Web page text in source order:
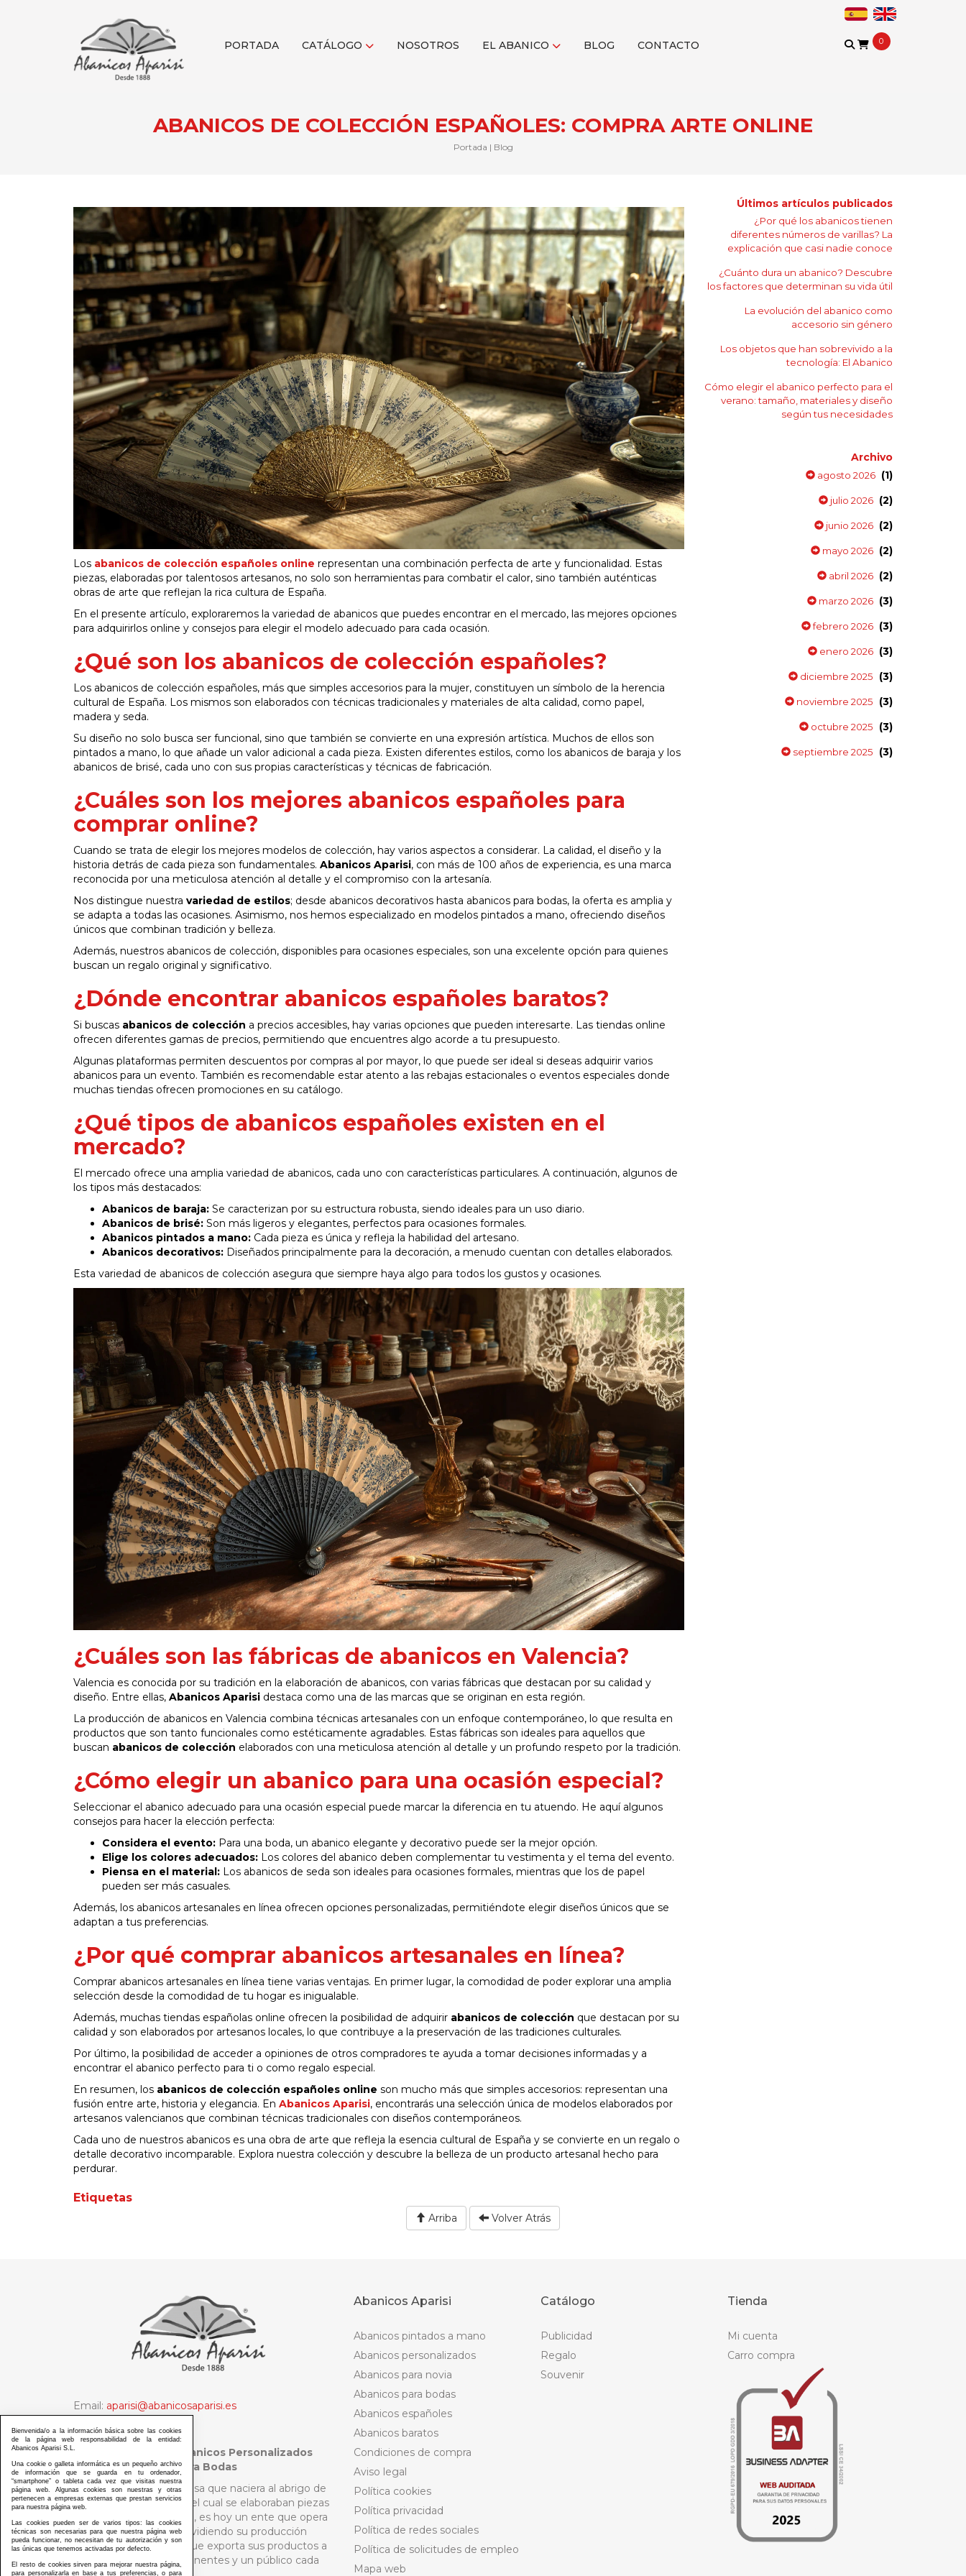
PORTADA CATÁLOGO NOSOTROS EL ABANICO BLOG CONTACTO 0
ABANICOS DE COLECCIÓN ESPAÑOLES: COMPRA ARTE ONLINE
Portada | Blog
Los abanicos de colección españoles online representan una combinación perfecta de arte y funcionalidad. Estas
piezas, elaboradas por talentosos artesanos, no solo son herramientas para combatir el calor, sino también auténticas
obras de arte que reflejan la rica cultura de España.
En el presente artículo, exploraremos la variedad de abanicos que puedes encontrar en el mercado, las mejores opciones
para adquirirlos online y consejos para elegir el modelo adecuado para cada ocasión.
¿Qué son los abanicos de colección españoles?
Los abanicos de colección españoles, más que simples accesorios para la mujer, constituyen un símbolo de la herencia
cultural de España. Los mismos son elaborados con técnicas tradicionales y materiales de alta calidad, como papel,
madera y seda.
Su diseño no solo busca ser funcional, sino que también se convierte en una expresión artística. Muchos de ellos son
pintados a mano, lo que añade un valor adicional a cada pieza. Existen diferentes estilos, como los abanicos de baraja y los
abanicos de brisé, cada uno con sus propias características y técnicas de fabricación.
¿Cuáles son los mejores abanicos españoles para
comprar online?
Cuando se trata de elegir los mejores modelos de colección, hay varios aspectos a considerar. La calidad, el diseño y la
historia detrás de cada pieza son fundamentales. Abanicos Aparisi, con más de 100 años de experiencia, es una marca
reconocida por una meticulosa atención al detalle y el compromiso con la artesanía.
Nos distingue nuestra variedad de estilos; desde abanicos decorativos hasta abanicos para bodas, la oferta es amplia y
se adapta a todas las ocasiones. Asimismo, nos hemos especializado en modelos pintados a mano, ofreciendo diseños
únicos que combinan tradición y belleza.
Además, nuestros abanicos de colección, disponibles para ocasiones especiales, son una excelente opción para quienes
buscan un regalo original y significativo.
¿Dónde encontrar abanicos españoles baratos?
Si buscas abanicos de colección a precios accesibles, hay varias opciones que pueden interesarte. Las tiendas online
ofrecen diferentes gamas de precios, permitiendo que encuentres algo acorde a tu presupuesto.
Algunas plataformas permiten descuentos por compras al por mayor, lo que puede ser ideal si deseas adquirir varios
abanicos para un evento. También es recomendable estar atento a las rebajas estacionales o eventos especiales donde
muchas tiendas ofrecen promociones en su catálogo.
¿Qué tipos de abanicos españoles existen en el
mercado?
El mercado ofrece una amplia variedad de abanicos, cada uno con características particulares. A continuación, algunos de
los tipos más destacados:
Abanicos de baraja: Se caracterizan por su estructura robusta, siendo ideales para un uso diario.
Abanicos de brisé: Son más ligeros y elegantes, perfectos para ocasiones formales.
Abanicos pintados a mano: Cada pieza es única y refleja la habilidad del artesano.
Abanicos decorativos: Diseñados principalmente para la decoración, a menudo cuentan con detalles elaborados.
Esta variedad de abanicos de colección asegura que siempre haya algo para todos los gustos y ocasiones.
¿Cuáles son las fábricas de abanicos en Valencia?
Valencia es conocida por su tradición en la elaboración de abanicos, con varias fábricas que destacan por su calidad y
diseño. Entre ellas, Abanicos Aparisi destaca como una de las marcas que se originan en esta región.
La producción de abanicos en Valencia combina técnicas artesanales con un enfoque contemporáneo, lo que resulta en
productos que son tanto funcionales como estéticamente agradables. Estas fábricas son ideales para aquellos que
buscan abanicos de colección elaborados con una meticulosa atención al detalle y un profundo respeto por la tradición.
¿Cómo elegir un abanico para una ocasión especial?
Seleccionar el abanico adecuado para una ocasión especial puede marcar la diferencia en tu atuendo. He aquí algunos
consejos para hacer la elección perfecta:
Considera el evento: Para una boda, un abanico elegante y decorativo puede ser la mejor opción.
Elige los colores adecuados: Los colores del abanico deben complementar tu vestimenta y el tema del evento.
Piensa en el material: Los abanicos de seda son ideales para ocasiones formales, mientras que los de papel
pueden ser más casuales.
Además, los abanicos artesanales en línea ofrecen opciones personalizadas, permitiéndote elegir diseños únicos que se
adaptan a tus preferencias.
¿Por qué comprar abanicos artesanales en línea?
Comprar abanicos artesanales en línea tiene varias ventajas. En primer lugar, la comodidad de poder explorar una amplia
selección desde la comodidad de tu hogar es inigualable.
Además, muchas tiendas españolas online ofrecen la posibilidad de adquirir abanicos de colección que destacan por su
calidad y son elaborados por artesanos locales, lo que contribuye a la preservación de las tradiciones culturales.
Por último, la posibilidad de acceder a opiniones de otros compradores te ayuda a tomar decisiones informadas y a
encontrar el abanico perfecto para ti o como regalo especial.
En resumen, los abanicos de colección españoles online son mucho más que simples accesorios: representan una
fusión entre arte, historia y elegancia. En Abanicos Aparisi, encontrarás una selección única de modelos elaborados por
artesanos valencianos que combinan técnicas tradicionales con diseños contemporáneos.
Cada uno de nuestros abanicos es una obra de arte que refleja la esencia cultural de España y se convierte en un regalo o
detalle decorativo incomparable. Explora nuestra colección y descubre la belleza de un producto artesanal hecho para
perdurar.
Últimos artículos publicados
¿Por qué los abanicos tienen
diferentes números de varillas? La
explicación que casi nadie conoce
¿Cuánto dura un abanico? Descubre
los factores que determinan su vida útil
La evolución del abanico como
accesorio sin género
Los objetos que han sobrevivido a la
tecnología: El Abanico
Cómo elegir el abanico perfecto para el
verano: tamaño, materiales y diseño
según tus necesidades
Archivo
agosto 2026 (1)
julio 2026 (2)
junio 2026 (2)
mayo 2026 (2)
abril 2026 (2)
marzo 2026 (3)
febrero 2026 (3)
enero 2026 (3)
diciembre 2025 (3)
noviembre 2025 (3)
octubre 2025 (3)
septiembre 2025 (3)
Etiquetas
Arriba Volver Atrás
Email: aparisi@abanicosaparisi.es
Tel:+34 96 151 02 89
Abanicos Aparisi - Abanicos Personalizados
Madrid y Abanicos para Bodas
Aquella pequeña empresa que naciera al abrigo de
un selecto público para el cual se elaboraban piezas
de la más pura artesanía, es hoy un ente que opera
a escala internacional dividiendo su producción
entre Asia y Europa, y que exporta sus productos a
países de los cinco continentes y un público cada
Abanicos Aparisi
Abanicos pintados a mano
Abanicos personalizados
Abanicos para novia
Abanicos para bodas
Abanicos españoles
Abanicos baratos
Condiciones de compra
Aviso legal
Política cookies
Política privacidad
Política de redes sociales
Política de solicitudes de empleo
Mapa web
Catálogo
Publicidad
Regalo
Souvenir
Tienda
Mi cuenta
Carro compra
Bienvenida/o a la información básica sobre las cookies
de la página web responsabilidad de la entidad:
Abanicos Aparisi S.L.
Una cookie o galleta informática es un pequeño archivo
de información que se guarda en tu ordenador,
“smartphone” o tableta cada vez que visitas nuestra
página web. Algunas cookies son nuestras y otras
pertenecen a empresas externas que prestan servicios
para nuestra página web.
Las cookies pueden ser de varios tipos: las cookies
técnicas son necesarias para que nuestra página web
pueda funcionar, no necesitan de tu autorización y son
las únicas que tenemos activadas por defecto.
El resto de cookies sirven para mejorar nuestra página,
para personalizarla en base a tus preferencias, o para